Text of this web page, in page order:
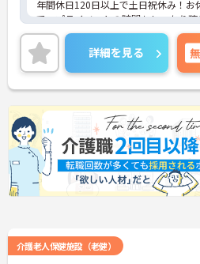
年間休日120日以上で土日祝休み！お
で、プライベートの時間もしっかり
託児所が完備されておりますので、
安心してご就業頂けます。
ご興味のある方には、面接対策ポイ
に詳細をお話しいたしますのでお気
さい！
詳細を見る
介護老人保健施設（老健）